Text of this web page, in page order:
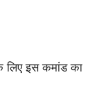
लिए इस कमांड का